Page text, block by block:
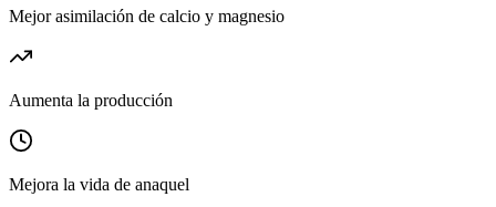
Mejor asimilación de calcio y magnesio
Aumenta la producción
Mejora la vida de anaquel